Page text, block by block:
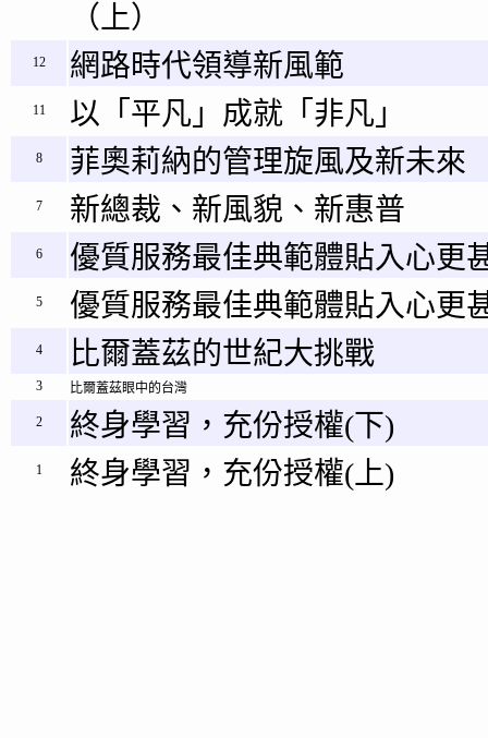
（上）
12 網路時代領導新風範
11 以「平凡」成就「非凡」
8 菲奧莉納的管理旋風及新未來
7 新總裁、新風貌、新惠普
6 優質服務最佳典範體貼入心更
5 優質服務最佳典範體貼入心更
4 比爾蓋茲的世紀大挑戰
3 比爾蓋茲眼中的台灣
2 終身學習，充份授權(下)
1 終身學習，充份授權(上)